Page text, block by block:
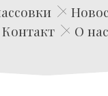
Контакт
О нас